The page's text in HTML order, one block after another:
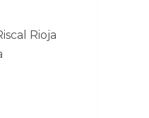
Rioja